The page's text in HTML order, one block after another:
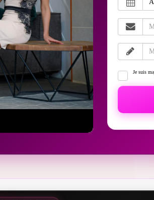
Je suis